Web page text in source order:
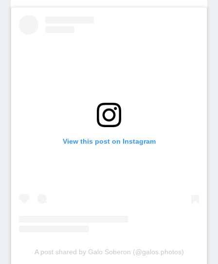
View this post on Instagram
A post shared by Galo Soberon (@galos.photos)